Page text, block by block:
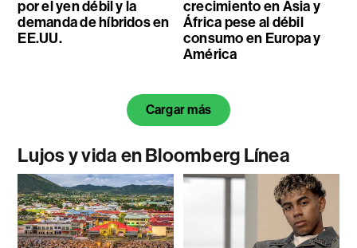
por el yen débil y la
demanda de híbridos en
EE.UU.
crecimiento en Asia y
África pese al débil
consumo en Europa y
América
Cargar más
Lujos y vida en Bloomberg Línea